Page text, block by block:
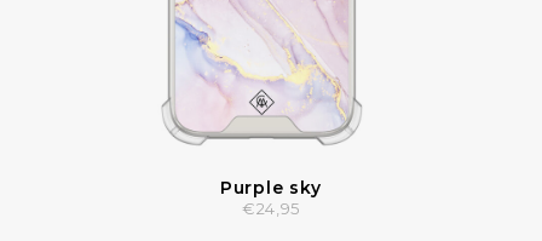
Purple sky
€24,95